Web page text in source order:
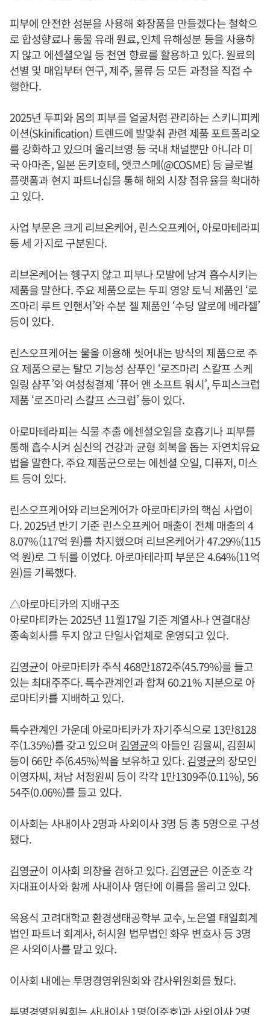
피부에 안전한 성분을 사용해 화장품을 만들겠다는 철학으
로 합성향료나 동물 유래 원료, 인체 유해성분 등을 사용하
지 않고 에센셜오일 등 천연 향료를 활용하고 있다. 원료의
선별 및 매입부터 연구, 제주, 물류 등 모든 과정을 직접 수
행한다.
2025년 두피와 몸의 피부를 얼굴처럼 관리하는 스키니피케
이션(Skinification) 트렌드에 발맞춰 관련 제품 포트폴리오
를 강화하고 있으며 올리브영 등 국내 채널뿐만 아니라 미
국 아마존, 일본 돈키호테, 앳코스메(@COSME) 등 글로벌
플랫폼과 현지 파트너십을 통해 해외 시장 점유율을 확대하
고 있다.
사업 부문은 크게 리브온케어, 린스오프케어, 아로마테라피
등 세 가지로 구분된다.
리브온케어는 헹구지 않고 피부나 모발에 남겨 흡수시키는
제품을 말한다. 주요 제품으로는 두피 영양 토닉 제품인 ‘로
즈마리 루트 인핸서’와 수분 젤 제품인 ‘수딩 알로에 베라젤’
등이 있다.
린스오프케어는 물을 이용해 씻어내는 방식의 제품으로 주
요 제품으로는 탈모 기능성 샴푸인 ‘로즈마리 스칼프 스케
일링 샴푸’와 여성청결제 ‘퓨어 앤 소프트 워시’, 두피스크럽
제품 ‘로즈마리 스칼프 스크럽’ 등이 있다.
아로마테라피는 식물 추출 에센셜오일을 호흡기나 피부를
통해 흡수시켜 심신의 건강과 균형 회복을 돕는 자연치유요
법을 말한다. 주요 제품군으로는 에센셜 오일, 디퓨저, 미스
트 등이 있다.
린스오프케어와 리브온케어가 아로마티카의 핵심 사업이
다. 2025년 반기 기준 린스오프케어 매출이 전체 매출의 4
8.07%(117억 원)를 차지했으며 리브온케어가 47.29%(115
억 원)로 그 뒤를 이었다. 아로마테라피 부문은 4.64%(11억
원)를 기록했다.
△아로마티카의 지배구조
아로마티카는 2025년 11월17일 기준 계열사나 연결대상
종속회사를 두지 않고 단일사업체로 운영되고 있다.
김영균이 아로마티카 주식 468만1872주(45.79%)를 들고
있는 최대주주다. 특수관계인과 합쳐 60.21% 지분으로 아
로마티카를 지배하고 있다.
특수관계인 가운데 아로마티카가 자기주식으로 13만8128
주(1.35%)를 갖고 있으며 김영균의 아들인 김율씨, 김휜씨
등이 66만 주(6.45%)씩을 보유하고 있다.김영균의 장모인
이영자씨, 처남 서정원씨 등이 각각 1만1309주(0.11%), 56
54주(0.06%)를 들고 있다.
이사회는 사내이사 2명과 사외이사 3명 등 총 5명으로 구성
됐다.
김영균이 이사회 의장을 겸하고 있다.김영균은 이준호 각
자대표이사와 함께 사내이사 명단에 이름을 올리고 있다.
옥용식 고려대학교 환경생태공학부 교수, 노은열 태일회계
법인 파트너 회계사, 허시원 법무법인 화우 변호사 등 3명
은 사외이사를 맡고 있다.
이사회 내에는 투명경영위원회와 감사위원회를 뒀다.
투명경영위원회는 사내이사 1명(이준호)과 사외이사 2명